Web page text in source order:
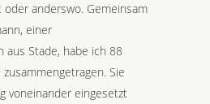
oder anderswo. Gemeinsam
einer
aus Stade, habe ich 88
Sie
voneinander eingesetzt